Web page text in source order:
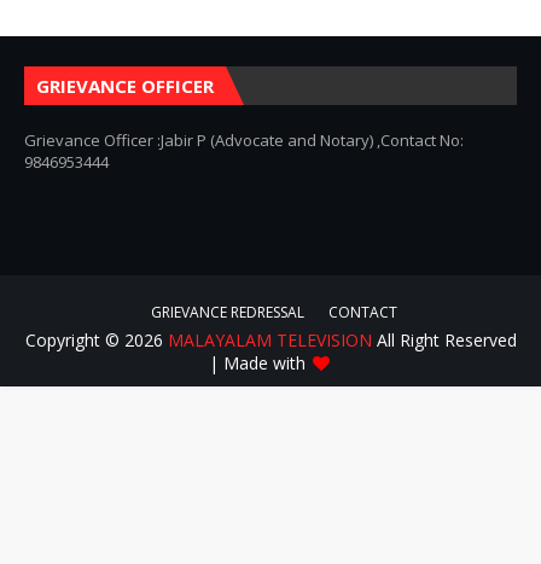
GRIEVANCE OFFICER
Grievance Officer :Jabir P (Advocate and Notary) ,Contact No:
9846953444
GRIEVANCE REDRESSAL CONTACT
Copyright © 2026 MALAYALAM TELEVISION All Right Reserved
| Made with